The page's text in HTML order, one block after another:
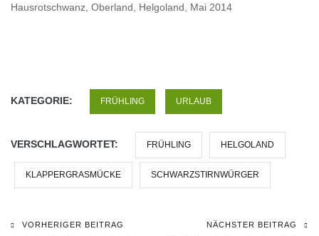
Hausrotschwanz, Oberland, Helgoland, Mai 2014
KATEGORIE: FRÜHLING URLAUB
VERSCHLAGWORTET: FRÜHLING HELGOLAND
KLAPPERGRASMÜCKE SCHWARZSTIRNWÜRGER
Beitragsnavigation
VORHERIGER BEITRAG NÄCHSTER BEITRAG